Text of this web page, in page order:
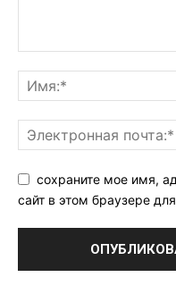
сохраните мое имя,
сайт в этом браузере